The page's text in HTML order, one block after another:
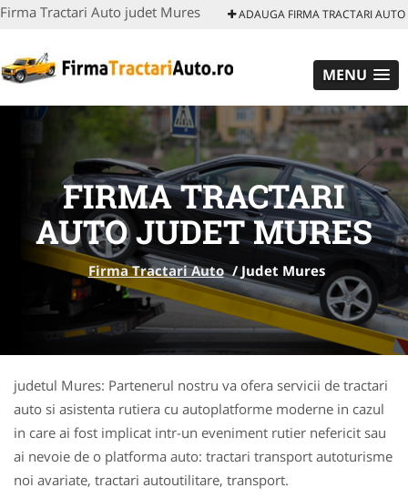
Firma Tractari Auto judet Mures ADAUGA FIRMA TRACTARI AUTO
MENU
FIRMA TRACTARI
AUTO JUDET MURES
Firma Tractari Auto / Judet Mures
judetul Mures: Partenerul nostru va ofera servicii de tractari
auto si asistenta rutiera cu autoplatforme moderne in cazul
in care ai fost implicat intr-un eveniment rutier nefericit sau
ai nevoie de o platforma auto: tractari transport autoturisme
noi avariate, tractari autoutilitare, transport.